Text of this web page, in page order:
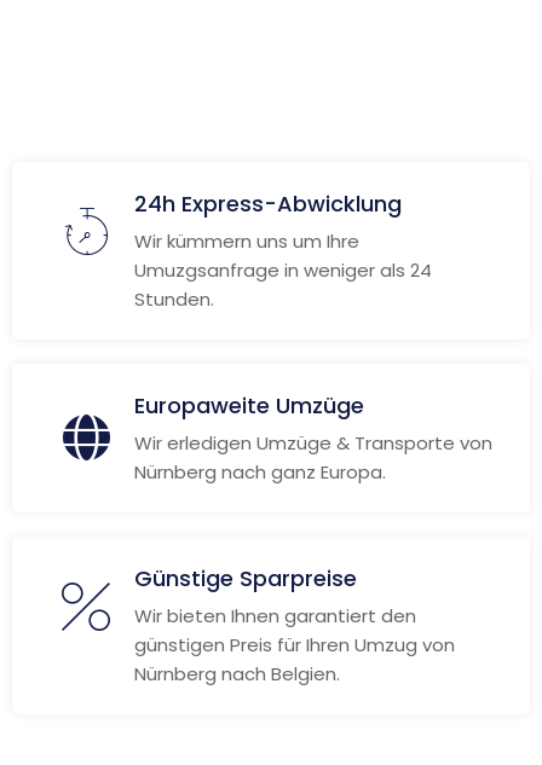
24h Express-Abwicklung
Wir kümmern uns um Ihre
Umuzgsanfrage in weniger als 24
Stunden.
Europaweite Umzüge
Wir erledigen Umzüge & Transporte von
Nürnberg nach ganz Europa.
Günstige Sparpreise
Wir bieten Ihnen garantiert den
günstigen Preis für Ihren Umzug von
Nürnberg nach Belgien.